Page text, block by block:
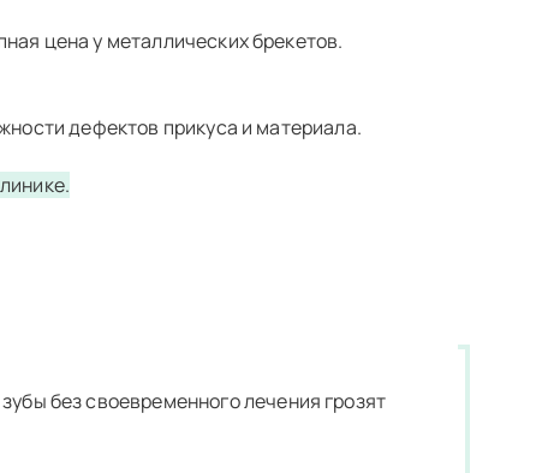
265 000 руб.
цена у металлических брекетов.
дефектов прикуса и материала.
без своевременного лечения грозят